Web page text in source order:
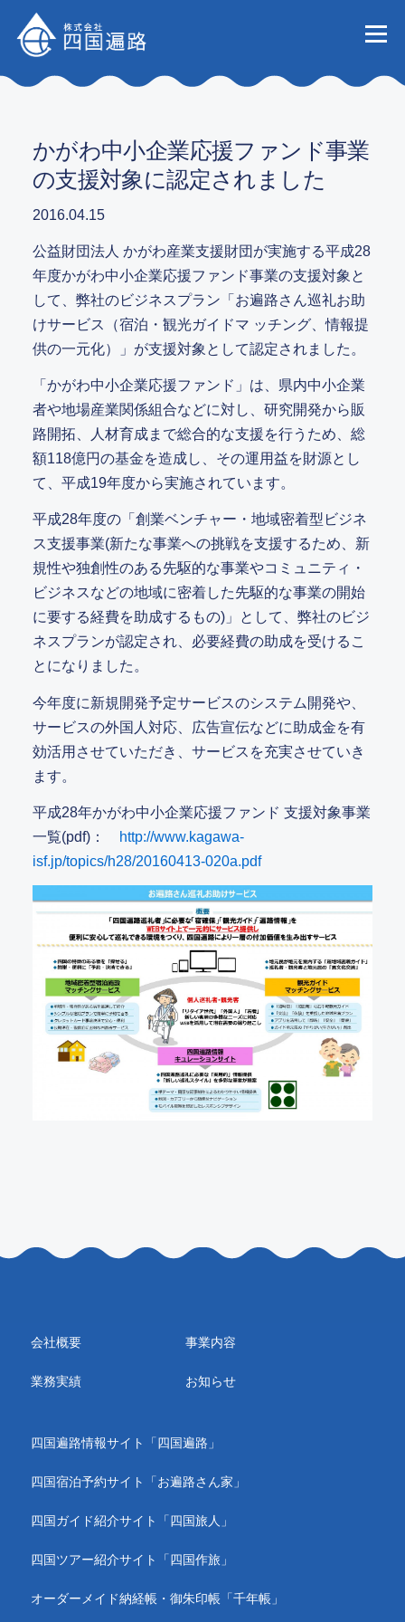
メニュー
会社
お問い
かがわ中小企業応援ファンド事業
の支援対象に認定されました
2016.04.15
公益財団法人 かがわ産業支援財団が実施する平成28
年度かがわ中小企業応援ファンド事業の支援対象と
して、弊社のビジネスプラン「お遍路さん巡礼お助
けサービス（宿泊・観光ガイドマ ッチング、情報提
供の一元化）」が支援対象として認定されました。
「かがわ中小企業応援ファンド」は、県内中小企業
者や地場産業関係組合などに対し、研究開発から販
路開拓、人材育成まで総合的な支援を行うため、総
額118億円の基金を造成し、その運用益を財源とし
て、平成19年度から実施されています。
平成28年度の「創業ベンチャー・地域密着型ビジネ
ス支援事業(新たな事業への挑戦を支援するため、新
規性や独創性のある先駆的な事業やコミュニティ・
ビジネスなどの地域に密着した先駆的な事業の開始
に要する経費を助成するもの)」として、弊社のビジ
ネスプランが認定され、必要経費の助成を受けるこ
とになりました。
今年度に新規開発予定サービスのシステム開発や、
サービスの外国人対応、広告宣伝などに助成金を有
効活用させていただき、サービスを充実させていき
ます。
平成28年かがわ中小企業応援ファンド 支援対象事業
一覧(pdf)：
http://www.kagawa-
isf.jp/topics/h28/20160413-020a.pdf
会社概要 事業内容
業務実績 お知らせ
四国遍路情報サイト「四国遍路」
四国宿泊予約サイト「お遍路さん家」
四国ガイド紹介サイト「四国旅人」
四国ツアー紹介サイト「四国作旅」
オーダーメイド納経帳・御朱印帳「千年帳」